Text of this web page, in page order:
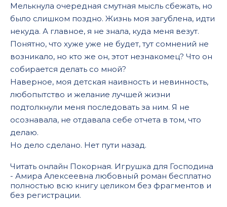
Мелькнула очередная смутная мысль сбежать, но
было слишком поздно. Жизнь моя загублена, идти
некуда. А главное, я не знала, куда меня везут.
Понятно, что хуже уже не будет, тут сомнений не
возникало, но кто же он, этот незнакомец? Что он
собирается делать со мной?
Наверное, моя детская наивность и невинность,
любопытство и желание лучшей жизни
подтолкнули меня последовать за ним. Я не
осознавала, не отдавала себе отчета в том, что
делаю.
Но дело сделано. Нет пути назад.
Читать онлайн Покорная. Игрушка для Господина
- Амира Алексеевна любовный роман бесплатно
полностью всю книгу целиком без фрагментов и
без регистрации.